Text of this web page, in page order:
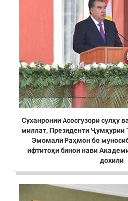
Суханронии Асосгузори сулҳу
миллат, Президенти Ҷумҳурии
Эмомалӣ Раҳмон бо
ифтитоҳи бинои нави
дохилӣ